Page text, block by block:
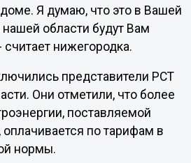
Я думаю, что это в Вашей
области будут Вам
считает нижегородка.
представители РСТ
Они отметили, что более
поставляемой
по тарифам в
нормы.